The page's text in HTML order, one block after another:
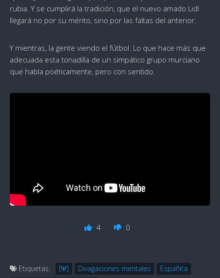
rubia. Y se cumplirá la tradición, que el nuevo amado Lidl
llegará no por su mérito, sino por las faltas del anterior.
Y mientras, la gente viendo el fútbol. Lo que hace más que
adecuada esta tonadilla de un simpático grupo murciano
que habla poéticamente, pero con sentido.
4 0
Etiquetas: [Ψ] Divagaciones mentales
Españita